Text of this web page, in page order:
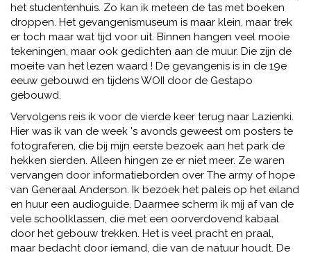
het studentenhuis. Zo kan ik meteen de tas met boeken
droppen. Het gevangenismuseum is maar klein, maar trek
er toch maar wat tijd voor uit. Binnen hangen veel mooie
tekeningen, maar ook gedichten aan de muur. Die zijn de
moeite van het lezen waard ! De gevangenis is in de 19e
eeuw gebouwd en tijdens WOII door de Gestapo
gebouwd.
Vervolgens reis ik voor de vierde keer terug naar Lazienki.
Hier was ik van de week 's avonds geweest om posters te
fotograferen, die bij mijn eerste bezoek aan het park de
hekken sierden. Alleen hingen ze er niet meer. Ze waren
vervangen door informatieborden over The army of hope
van Generaal Anderson. Ik bezoek het paleis op het eiland
en huur een audioguide. Daarmee scherm ik mij af van de
vele schoolklassen, die met een oorverdovend kabaal
door het gebouw trekken. Het is veel pracht en praal,
maar bedacht door iemand, die van de natuur houdt. De